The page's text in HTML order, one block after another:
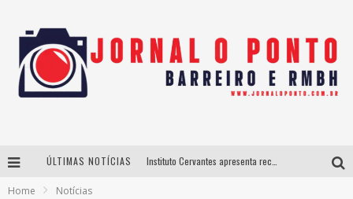
ÚLTIMAS NOTÍCIAS
Home Notícias